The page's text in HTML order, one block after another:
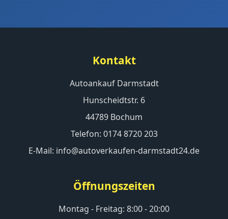
Kontakt
Autoankauf Darmstadt
Hunscheidtstr. 6
44789 Bochum
Telefon: 0174 8720 203
E-Mail: info@autoverkaufen-darmstadt24.de
Öffnungszeiten
Montag - Freitag: 8:00 - 20:00